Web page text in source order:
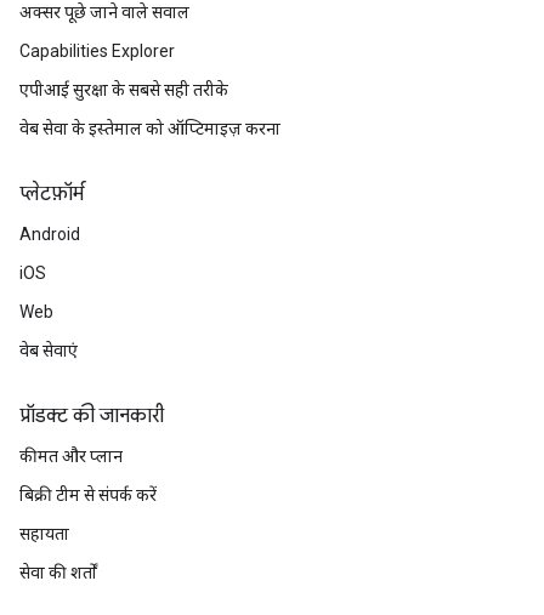
अक्सर पूछे जाने वाले सवाल
Capabilities Explorer
एपीआई सुरक्षा के सबसे सही तरीके
वेब सेवा के इस्तेमाल को ऑप्टिमाइज़ करना
प्‍लेटफ़ॉर्म
Android
iOS
Web
वेब सेवाएं
प्रॉडक्ट की जानकारी
कीमत और प्लान
बिक्री टीम से संपर्क करें
सहायता
सेवा की शर्तों